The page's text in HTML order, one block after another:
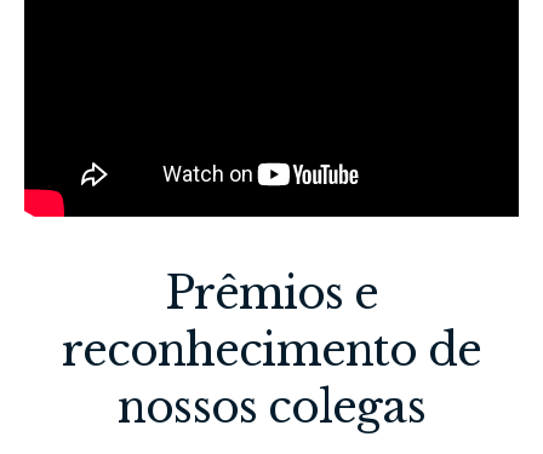
Prêmios e
reconhecimento de
nossos colegas